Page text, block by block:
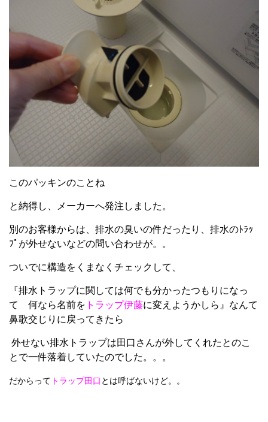
このパッキンのことね
と納得し、メーカーへ発注しました。
別のお客様からは、排水の臭いの件だったり、排水のﾄﾗｯ
ﾌﾟが外せないなどの問い合わせが。。
ついでに構造をくまなくチェックして、
『排水トラップに関しては何でも分かったつもりになっ
て 何なら名前を トラップ伊藤に変えようかしら』なんて
鼻歌交じりに戻ってきたら
外せない排水トラップは田口さんが外してくれたとのこ
とで一件落着していたのでした。。。
だからって トラップ田口 とは呼ばないけど。。